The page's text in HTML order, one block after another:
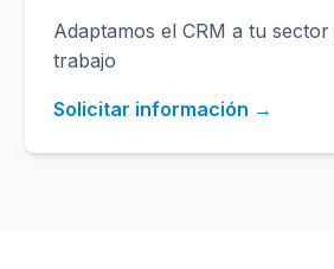
Adaptamos el CRM a tu
trabajo
Solicitar información →